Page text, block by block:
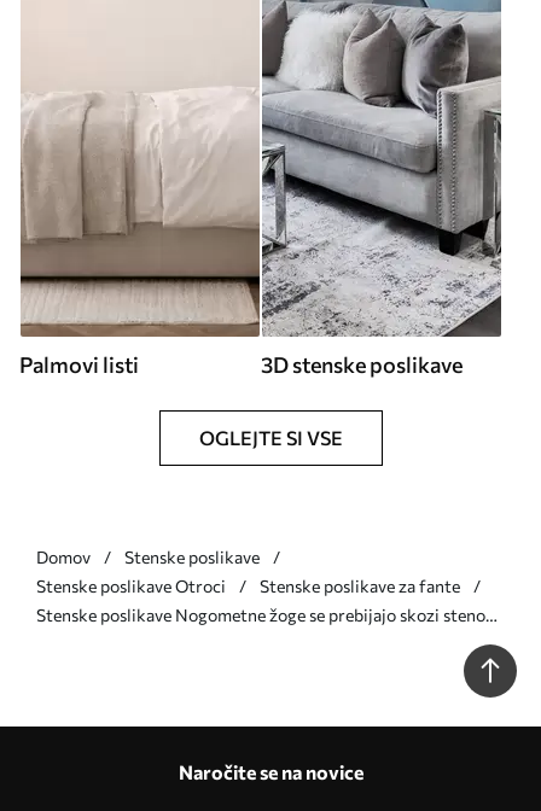
Palmovi listi 3D stenske poslikave
OGLEJTE SI VSE
Domov
Stenske poslikave
Stenske poslikave Otroci
Stenske poslikave za fante
Stenske poslikave Nogometne žoge se prebijajo skozi steno
Naročite se na novice